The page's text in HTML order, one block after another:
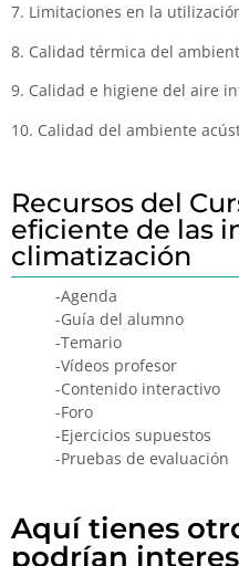
7. Limitaciones en la
8. Calidad térmica del
9. Calidad e higiene del aire
10. Calidad del ambiente
Recursos del
eficiente de las
climatización
-Agenda
-Guía del alumno
-Temario
-Vídeos profesor
-Contenido interactivo
-Foro
-Ejercicios supuestos
-Pruebas de evaluación
Aquí tienes
podrían